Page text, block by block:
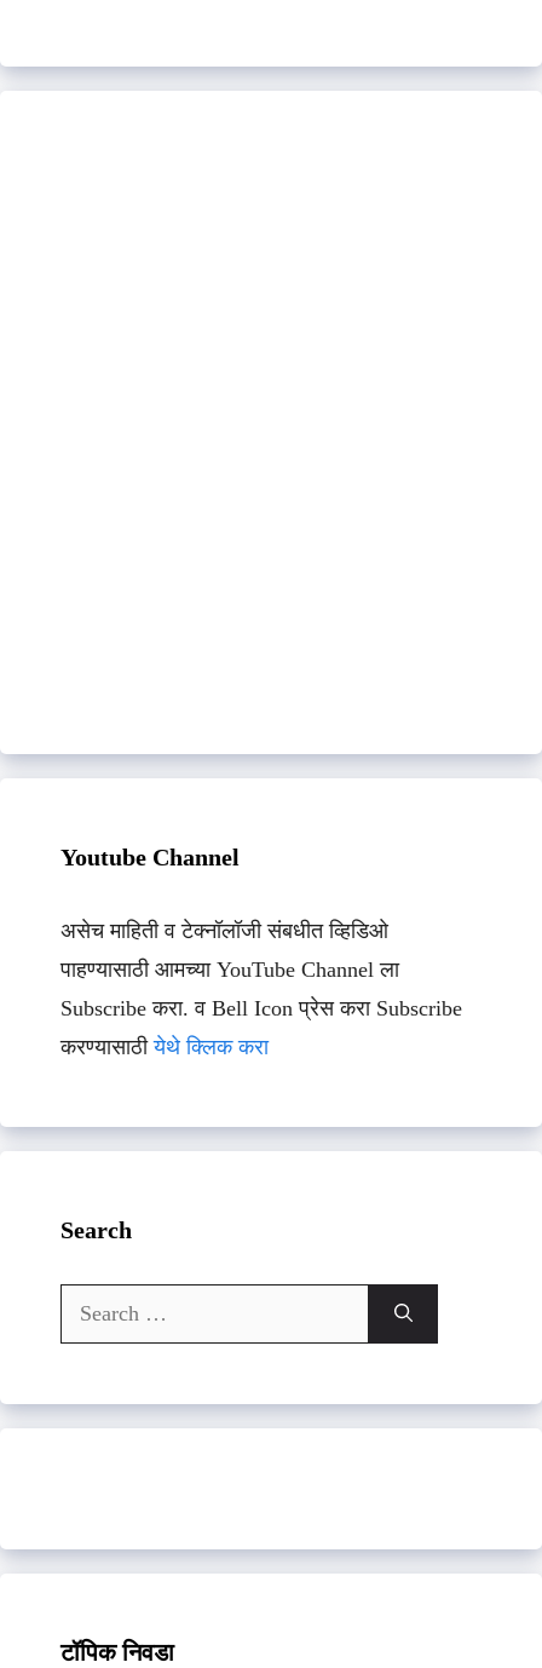
Youtube Channel
असेच माहिती व टेक्नॉलॉजी संबधीत व्हिडिओ
पाहण्यासाठी आमच्या YouTube Channel ला
Subscribe करा. व Bell Icon प्रेस करा Subscribe
करण्यासाठीयेथे क्लिक करा
Search
Search
for:
टॉपिक निवडा